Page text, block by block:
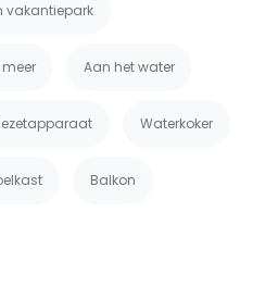
vakantiepark
Aan het water
Waterkoker
Balkon